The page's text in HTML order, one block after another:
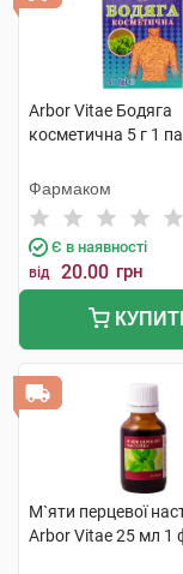
Arbor Vitae Бодяга
косметична 5 г 1
Фармаком
Є в наявності
від 20.00 грн
М`яти перцевої
Arbor Vitae 25 мл 1